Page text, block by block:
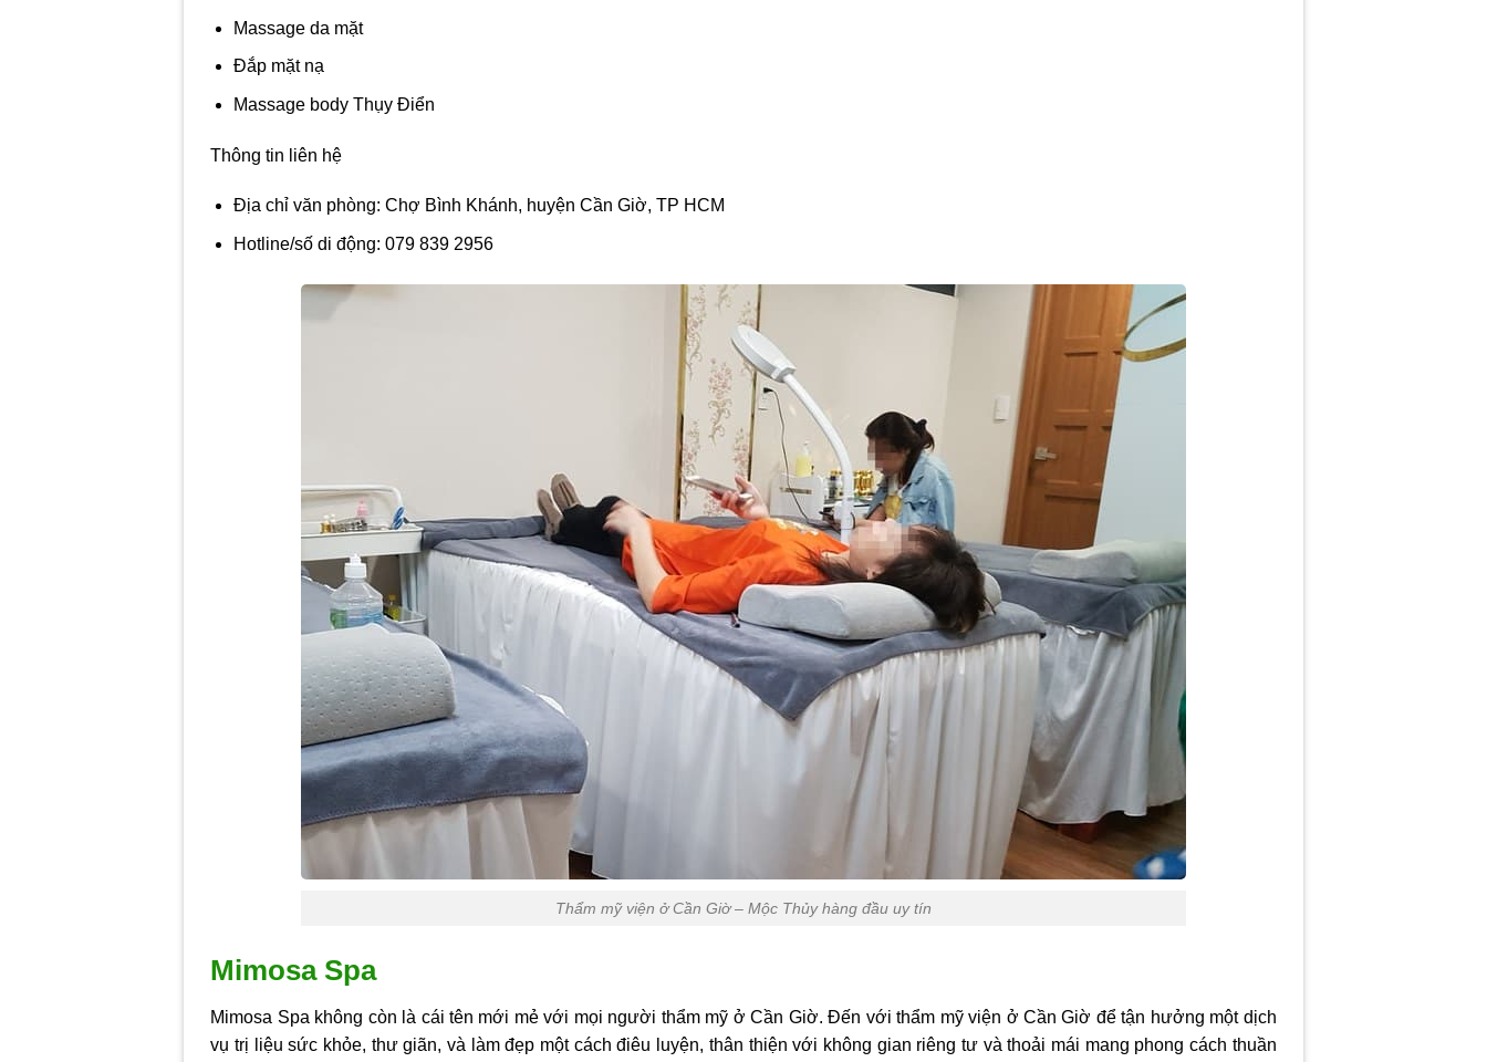
Massage da mặt
Đắp mặt nạ
Massage body Thụy Điển
Thông tin liên hệ
Địa chỉ văn phòng: Chợ Bình Khánh, huyện Cần Giờ, TP HCM
Hotline/số di động: 079 839 2956
Thẩm mỹ viện ở Cần Giờ – Mộc Thủy hàng đầu uy tín
Mimosa Spa
Mimosa Spa không còn là cái tên mới mẻ với mọi người thẩm mỹ ở Cần Giờ. Đến vớithẩm mỹ viện ở Cần Giờ để tận hưởng một dịch
vụ trị liệu sức khỏe, thư giãn, và làm đẹp một cách điêu luyện, thân thiện với không gian riêng tư và thoải mái mang phong cách thuần